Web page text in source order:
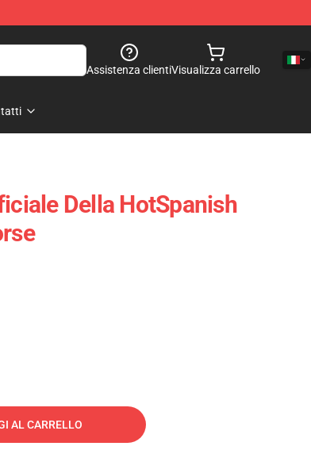
Assistenza clientiVisualizza carrello
Della HotSpanish
AL CARRELLO